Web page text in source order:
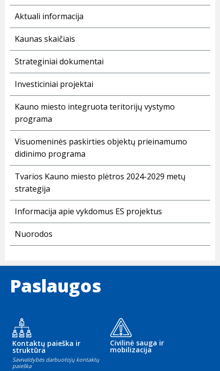
Aktuali informacija
Kaunas skaičiais
Strateginiai dokumentai
Investiciniai projektai
Kauno miesto integruota teritorijų vystymo
programa
Visuomeninės paskirties objektų prieinamumo
didinimo programa
Tvarios Kauno miesto plėtros 2024-2029 metų
strategija
Informacija apie vykdomus ES projektus
Nuorodos
Paslaugos
Kontaktų paieška ir
struktūra
Savivaldybės darbuotojų kontaktų
paieška
Civilinė sauga ir
mobilizacija